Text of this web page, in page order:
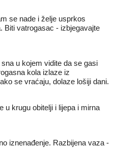
se nade i želje usprkos
Biti vatrogasac - izbjegavajte
u kojem vidite da se gasi
kola izlaze iz
se vraćaju, dolaze lošiji dani.
u krugu obitelji i lijepa i mirna
iznenađenje. Razbijena vaza -